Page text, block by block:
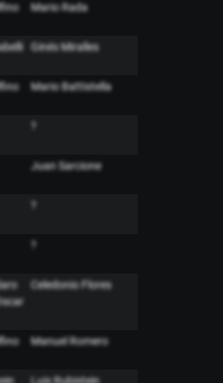
Mario Rada
Ginés Miralles
Mario Battistella
?
Juan Sarcione
?
?
Celedonio Flores
Manuel Romero